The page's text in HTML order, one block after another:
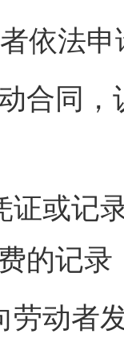
依法
同，
或记录
的记录
动者发